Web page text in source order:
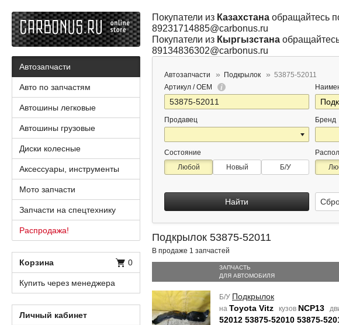
Покупатели из Казахстана обращайтесь
89231714885@carbonus.ru
Покупатели из Кыргызстана
89134836302@carbonus.ru
Автозапчасти Подкрылок
53875-52011
Артикул / OEM
Продавец Бренд
Состояние
Любой
Новый Б/У
Найти
Подкрылок 53875-52011
В продаже 1 запчастей
ЗАПЧАСТЬ
ДЛЯ АВТОМОБИЛЯ
Б/У Подкрылок
на Toyota Vitz кузов NCP13
52012 53875-52010 53875-
Автозапчасти
Авто по запчастям
Автошины легковые
Автошины грузовые
Диски колесные
Аксессуары, инструменты
Мото запчасти
Запчасти на спецтехнику
Распродажа!
Корзина 0
Купить через менеджера
Личный кабинет